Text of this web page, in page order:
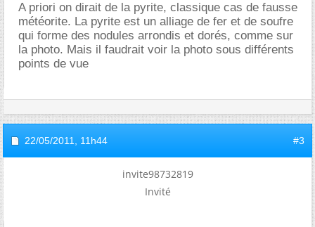
A priori on dirait de la pyrite, classique cas de fausse
météorite. La pyrite est un alliage de fer et de soufre
qui forme des nodules arrondis et dorés, comme sur
la photo. Mais il faudrait voir la photo sous différents
points de vue
22/05/2011, 11h44 #3
invite98732819
Invité